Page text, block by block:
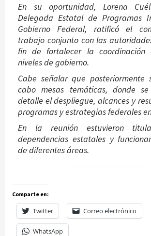
En su oportunidad, Lorena
Delegada Estatal de Programas
Gobierno Federal, ratificó el
trabajo conjunto con las
fin de fortalecer la coordinación
niveles de gobierno.
Cabe señalar que posteriormente
cabo mesas temáticas, donde
detalle el despliegue, alcances y
programas y estrategias federales
En la reunión estuvieron
dependencias estatales y
de diferentes áreas.
Comparte en:
Twitter Correo electrónico
WhatsApp